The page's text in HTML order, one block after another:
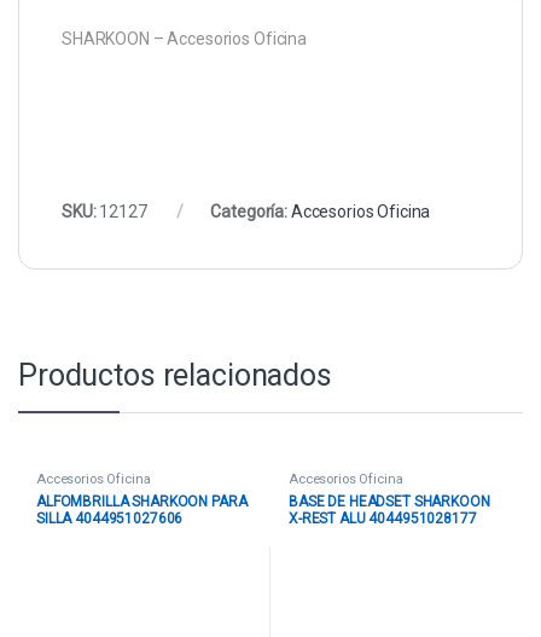
SHARKOON – Accesorios Oficina
SKU:12127 Categoría:Accesorios Oficina
Productos relacionados
Accesorios Oficina
ALFOMBRILLA SHARKOON PARA
SILLA 4044951027606
Accesorios Oficina
BASE DE HEADSET SHARKOON
X-REST ALU 4044951028177